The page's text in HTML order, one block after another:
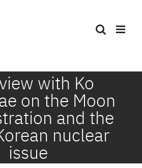
with Ko
on the Moon
and the
nuclear
issue